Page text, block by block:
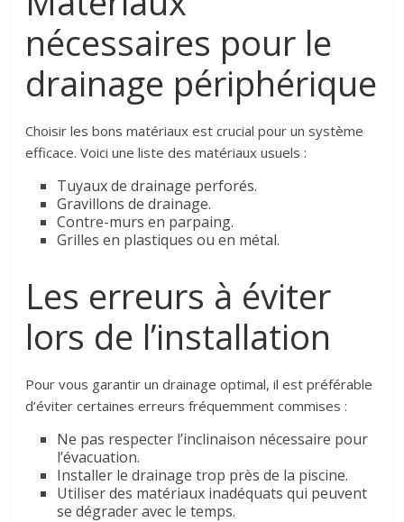
nécessaires pour le
drainage périphérique
Choisir les bons matériaux est crucial pour un système
efficace. Voici une liste des matériaux usuels :
Tuyaux de drainage perforés.
Gravillons de drainage.
Contre-murs en parpaing.
Grilles en plastiques ou en métal.
Les erreurs à éviter
lors de l’installation
Pour vous garantir un drainage optimal, il est préférable
d’éviter certaines erreurs fréquemment commises :
Ne pas respecter l’inclinaison nécessaire pour
l’évacuation.
Installer le drainage trop près de la piscine.
Utiliser des matériaux inadéquats qui peuvent
se dégrader avec le temps.